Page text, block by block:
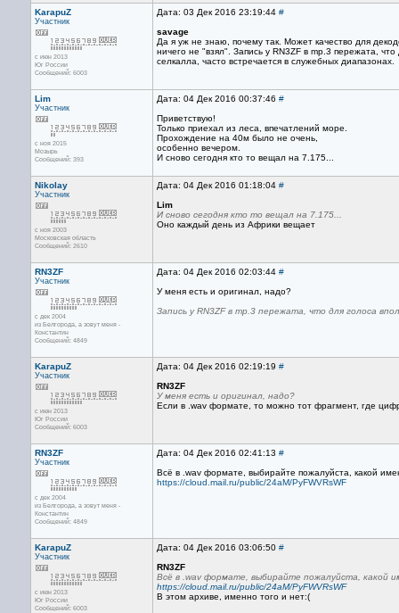
KarapuZ
Участник
с июн 2013
Юг России
Сообщений: 6003
Дата: 03 Дек 2016 23:19:44 #
savage
Да я уж не знаю, почему так. Может качество для
ничего не "взял". Запись у RN3ZF в mp.3 пережата,
селкалла, часто встречается в служебных диапазонах.
Lim
Участник
с ноя 2015
Мозырь
Сообщений: 393
Дата: 04 Дек 2016 00:37:46 #
Приветствую!
Только приехал из леса, впечатлений море.
Прохождение на 40м было не очень,
особенно вечером.
И сново сегодня кто то вещал на 7.175...
Nikolay
Участник
с ноя 2003
Московская область
Сообщений: 2610
Дата: 04 Дек 2016 01:18:04 #
Lim
И сново сегодня кто то вещал на 7.175...
Оно каждый день из Африки вещает
RN3ZF
Участник
с дек 2004
из Белгорода, а зовут меня -
Константин
Сообщений: 4849
Дата: 04 Дек 2016 02:03:44 #
У меня есть и оригинал, надо?
Запись у RN3ZF в mp.3 пережата, что для голоса
KarapuZ
Участник
с июн 2013
Юг России
Сообщений: 6003
Дата: 04 Дек 2016 02:19:19 #
RN3ZF
У меня есть и оригинал, надо?
Если в .wav формате, то можно тот фрагмент, где
RN3ZF
Участник
с дек 2004
из Белгорода, а зовут меня -
Константин
Сообщений: 4849
Дата: 04 Дек 2016 02:41:13 #
Всё в .wav формате, выбирайте пожалуйста, какой
https://cloud.mail.ru/public/24aM/PyFWVRsWF
KarapuZ
Участник
с июн 2013
Юг России
Сообщений: 6003
Дата: 04 Дек 2016 03:06:50 #
RN3ZF
Всё в .wav формате, выбирайте пожалуйста, какой
https://cloud.mail.ru/public/24aM/PyFWVRsWF
В этом архиве, именно того и нет:(